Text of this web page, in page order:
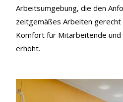
Arbeitsumgebung, die den
zeitgemäßes Arbeiten gerecht
Komfort für Mitarbeitende und
erhöht.